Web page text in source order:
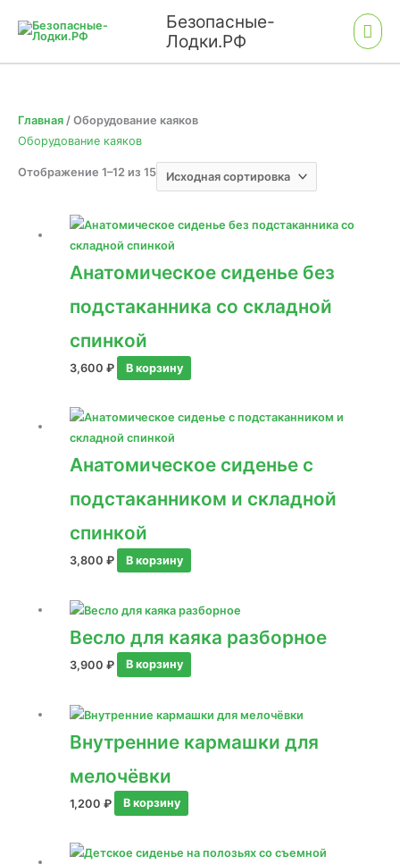
Безопасные-
Лодки.РФ
Главная / Оборудование каяков
Оборудование каяков
Отображение 1–12 из 15
Анатомическое сиденье без
подстаканника со складной
спинкой
3,600₽ В корзину
Анатомическое сиденье с
подстаканником и складной
спинкой
3,800₽ В корзину
Весло для каяка разборное
3,900₽ В корзину
Внутренние кармашки для
мелочёвки
1,200₽ В корзину